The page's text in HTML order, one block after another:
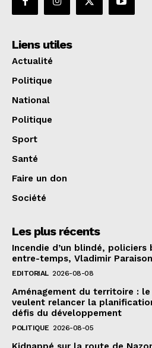
Liens utiles
Actualité
Politique
National
Politique
Sport
Santé
Faire un don
Société
Les plus récents
Incendie d’un blindé,
entre-temps, Vladimir
EDITORIAL 2026-08-08
Aménagement du territoire : le
veulent relancer la
défis du développement
POLITIQUE 2026-08-05